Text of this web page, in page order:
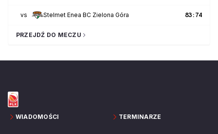
vs Stelmet Enea BC Zielona Góra 83 : 74
PRZEJDŹ DO MECZU
WIADOMOŚCI TERMINARZE